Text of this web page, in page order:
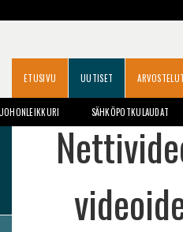
ETUSIVU UUTISET ARVOSTELUT
SÄHKÖPOTKULAUDAT